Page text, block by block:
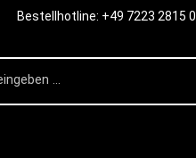
Bestellhotline: +49 7223 2815 0